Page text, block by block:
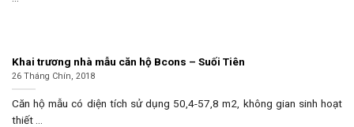
Khai trương nhà mẫu căn hộ Bcons – Suối Tiên
26 Tháng Chín, 2018
Căn hộ mẫu có diện tích sử dụng 50,4-57,8 m2, không gian sinh hoạt
thiết ...